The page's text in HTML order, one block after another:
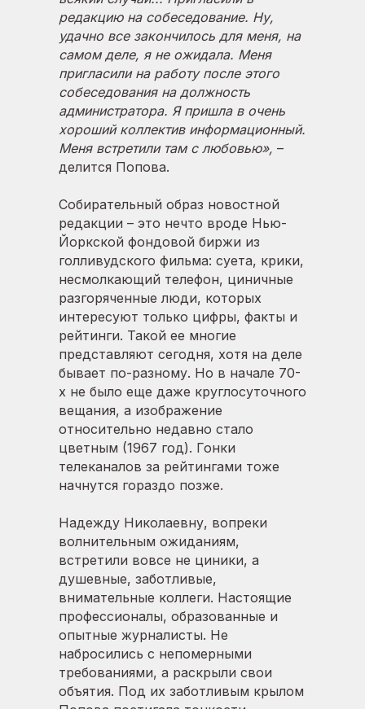
редакцию на собеседование. Ну,
удачно все закончилось для меня, на
самом деле, я не ожидала. Меня
пригласили на работу после этого
собеседования на должность
администратора. Я пришла в очень
хороший коллектив информационный.
Меня встретили там с любовью», –
делится Попова.
Собирательный образ новостной
редакции – это нечто вроде Нью-
Йоркской фондовой биржи из
голливудского фильма: суета, крики,
несмолкающий телефон, циничные
разгоряченные люди, которых
интересуют только цифры, факты и
рейтинги. Такой ее многие
представляют сегодня, хотя на деле
бывает по-разному. Но в начале 70-
х не было еще даже круглосуточного
вещания, а изображение
относительно недавно стало
цветным (1967 год). Гонки
телеканалов за рейтингами тоже
начнутся гораздо позже.
Надежду Николаевну, вопреки
волнительным ожиданиям,
встретили вовсе не циники, а
душевные, заботливые,
внимательные коллеги. Настоящие
профессионалы, образованные и
опытные журналисты. Не
набросились с непомерными
требованиями, а раскрыли свои
объятия. Под их заботливым крылом